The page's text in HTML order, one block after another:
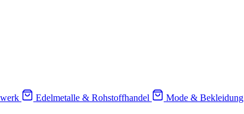
Edelmetalle & Rohstoffhandel Mode & Bekleidung